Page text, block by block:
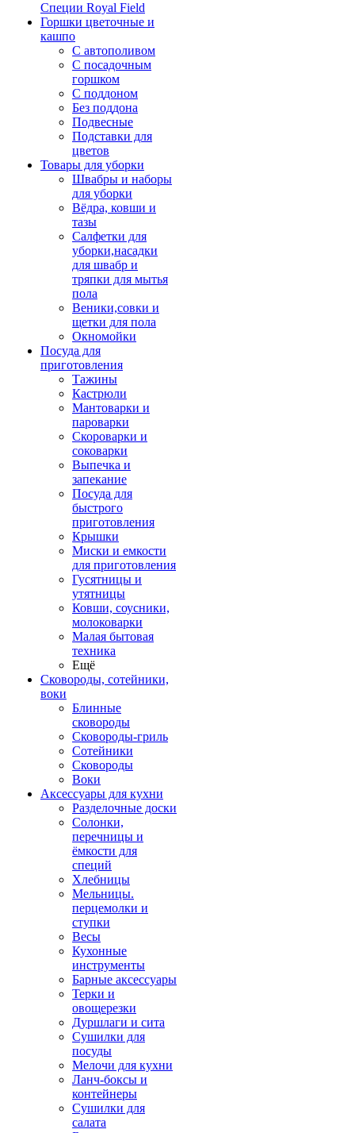
Специи Royal Field
Горшки цветочные и
кашпо
С автополивом
С посадочным
горшком
С поддоном
Без поддона
Подвесные
Подставки для
цветов
Товары для уборки
Швабры и наборы
для уборки
Вёдра, ковши и
тазы
Салфетки для
уборки,насадки
для швабр и
тряпки для мытья
пола
Веники,совки и
щетки для пола
Окномойки
Посуда для
приготовления
Тажины
Кастрюли
Мантоварки и
пароварки
Скороварки и
соковарки
Выпечка и
запекание
Посуда для
быстрого
приготовления
Крышки
Миски и емкости
для приготовления
Гусятницы и
утятницы
Ковши, соусники,
молоковарки
Малая бытовая
техника
Ещё
Сковороды, сотейники,
воки
Блинные
сковороды
Сковороды-гриль
Сотейники
Сковороды
Воки
Аксессуары для кухни
Разделочные доски
Солонки,
перечницы и
ёмкости для
специй
Хлебницы
Мельницы.
перцемолки и
ступки
Весы
Кухонные
инструменты
Барные аксессуары
Терки и
овощерезки
Дуршлаги и сита
Сушилки для
посуды
Мелочи для кухни
Ланч-боксы и
контейнеры
Сушилки для
салата